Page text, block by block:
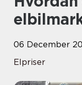
06 December
Elpriser